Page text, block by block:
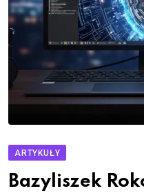
ARTYKUŁY
Bazyliszek